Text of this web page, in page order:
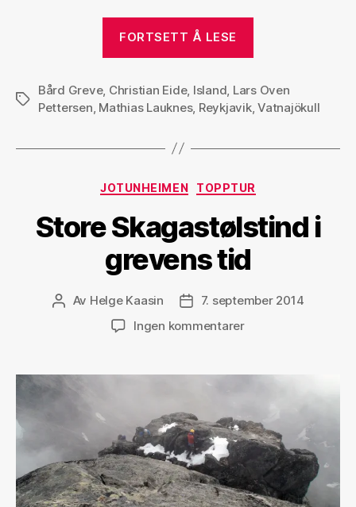
FORTSETT Å LESE
Stikkord
Bård Greve, Christian Eide, Island Lars Oven
Pettersen Mathias Lauknes, Reykjavik,Vatnajökull
Kategorier
JOTUNHEIMEN TOPPTUR
Store Skagastølstind i
grevens tid
Innleggsforfatter
Av Helge Kaasin Publiseringsdato
7. september 2014
Ingen kommentarertil
i